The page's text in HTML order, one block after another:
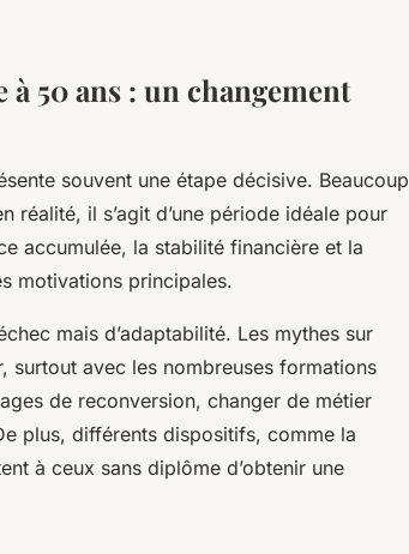
50 ans : un changement
souvent une étape décisive. Beaucoup
réalité, il s’agit d’une période idéale pour
accumulée, la stabilité financière et la
motivations principales.
mais d’adaptabilité. Les mythes sur
surtout avec les nombreuses formations
de reconversion, changer de métier
plus, différents dispositifs, comme la
à ceux sans diplôme d’obtenir une